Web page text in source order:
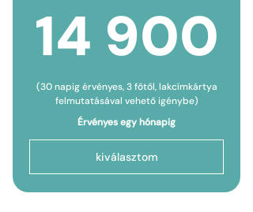
14 900
(30 napig érvényes, 3 főtől, lakcímkártya
felmutatásával vehető igénybe)
Érvényes egy hónapig
kiválasztom